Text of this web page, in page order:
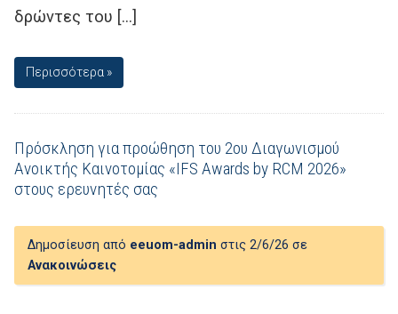
δρώντες του […]
Περισσότερα »
Πρόσκληση για προώθηση του 2ου Διαγωνισμού
Ανοικτής Καινοτομίας «IFS Awards by RCM 2026»
στους ερευνητές σας
Δημοσίευση από eeuom-admin στις 2/6/26 σε
Ανακοινώσεις